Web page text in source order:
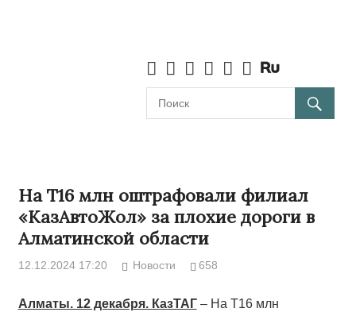
На Т16 млн оштрафовали филиал
«КазАвтоЖол» за плохие дороги в
Алматинской области
12.12.2024 17:20 Новости 658
Алматы. 12 декабря. КазТАГ– На Т16 млн